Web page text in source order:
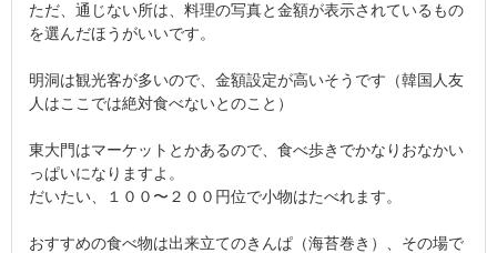
ただ、通じない所は、料理の写真と金額が表示されているもの
を選んだほうがいいです。
明洞は観光客が多いので、金額設定が高いそうです（韓国人友
人はここでは絶対食べないとのこと）
東大門はマーケットとかあるので、食べ歩きでかなりおなかい
っぱいになりますよ。
だいたい、１００〜２００円位で小物はたべれます。
おすすめの食べ物は出来立てのきんぱ（海苔巻き）、その場で